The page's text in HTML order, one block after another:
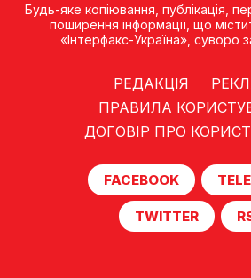
Будь-яке копiювання, публiкацiя,
поширення iнформацiї, що
«Iнтерфакс-Україна», суворо
РЕДАКЦІЯ
ПРАВИЛА
ДОГОВІР ПРО
FACEBOOK
TWITTER